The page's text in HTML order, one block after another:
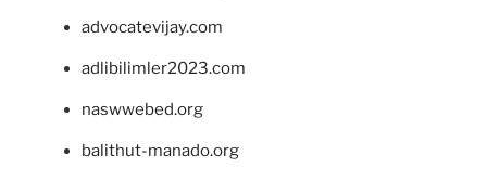
advocatevijay.com
adlibilimler2023.com
naswwebed.org
balithut-manado.org